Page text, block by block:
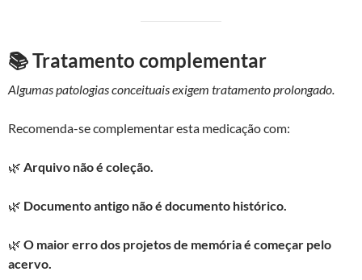
📚 Tratamento complementar
Algumas patologias conceituais exigem tratamento prolongado.
Recomenda-se complementar esta medicação com:
🌿 Arquivo não é coleção.
🌿 Documento antigo não é documento histórico.
🌿 O maior erro dos projetos de memória é começar pelo
acervo.